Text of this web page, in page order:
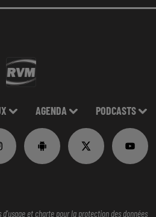
AGENDA PODCASTS
d'usage et charte pour la protection des données